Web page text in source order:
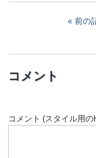
前の
コメント
コメント (スタイル用